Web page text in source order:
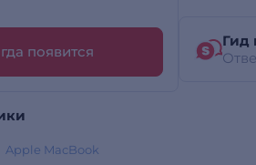
появится
Apple MacBook
Гид